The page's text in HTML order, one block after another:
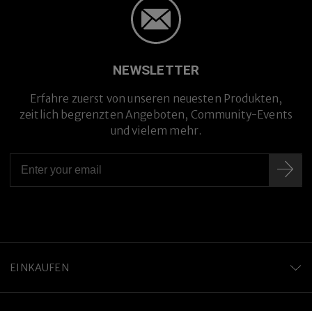
NEWSLETTER
Erfahre zuerst von unseren neuesten Produkten,
zeitlich begrenzten Angeboten, Community-Events
und vielem mehr.
EINKAUFEN